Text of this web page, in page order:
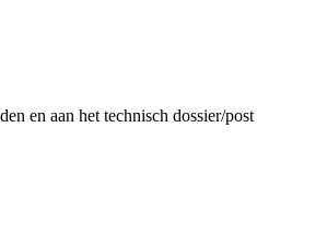
en aan het technisch dossier/post